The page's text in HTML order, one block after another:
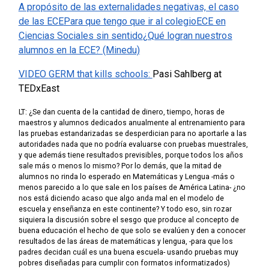
A propósito de las externalidades negativas, el caso
de las ECEPara que tengo que ir al colegioECE en
Ciencias Sociales sin sentido¿Qué logran nuestros
alumnos en la ECE? (Minedu)
VIDEO GERM that kills schools: Pasi Sahlberg at
TEDxEast
LT: ¿Se dan cuenta de la cantidad de dinero, tiempo, horas de
maestros y alumnos dedicados anualmente al entrenamiento para
las pruebas estandarizadas se desperdician para no aportarle a las
autoridades nada que no podría evaluarse con pruebas muestrales,
y que además tiene resultados previsibles, porque todos los años
sale más o menos lo mismo? Por lo demás, que la mitad de
alumnos no rinda lo esperado en Matemáticas y Lengua -más o
menos parecido a lo que sale en los países de América Latina- ¿no
nos está diciendo acaso que algo anda mal en el modelo de
escuela y enseñanza en este continente? Y todo eso, sin rozar
siquiera la discusión sobre el sesgo que produce al concepto de
buena educación el hecho de que solo se evalúen y den a conocer
resultados de las áreas de matemáticas y lengua, -para que los
padres decidan cuál es una buena escuela- usando pruebas muy
pobres diseñadas para cumplir con formatos informatizados)